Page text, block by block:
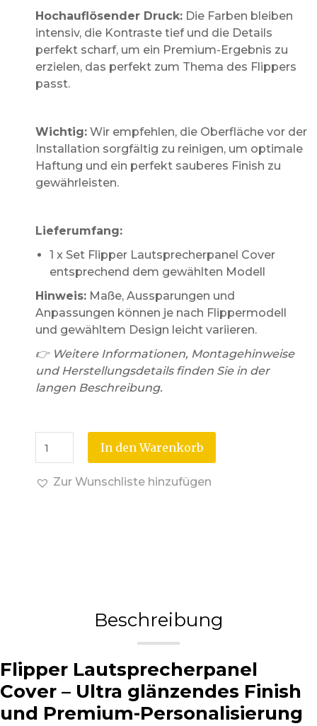
Hochauflösender Druck: Die Farben bleiben
intensiv, die Kontraste tief und die Details
perfekt scharf, um ein Premium-Ergebnis zu
erzielen, das perfekt zum Thema des Flippers
passt.
Wichtig: Wir empfehlen, die Oberfläche vor der
Installation sorgfältig zu reinigen, um optimale
Haftung und ein perfekt sauberes Finish zu
gewährleisten.
Lieferumfang:
1 x Set Flipper Lautsprecherpanel Cover
entsprechend dem gewählten Modell
Hinweis: Maße, Aussparungen und
Anpassungen können je nach Flippermodell
und gewähltem Design leicht variieren.
👉 Weitere Informationen, Montagehinweise
und Herstellungsdetails finden Sie in der
langen Beschreibung.
In den Warenkorb
Zur Wunschliste hinzufügen
Beschreibung
Flipper Lautsprecherpanel
Cover – Ultra glänzendes Finish
und Premium-Personalisierung